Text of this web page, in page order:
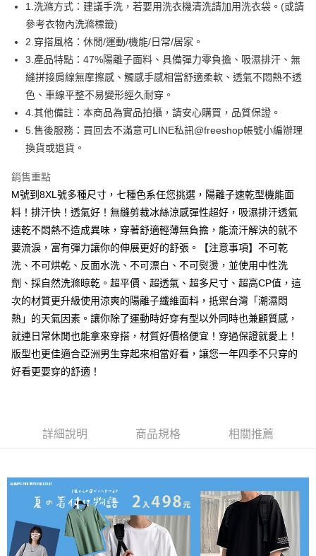
悠遊付
ATM付款
運送方式
每筆NT$80，滿NT$1,000(含以上)免運費
付款後全家取貨
7-11取貨付款
每筆NT$80，滿NT$1,000(含以上)免運費
每筆NT$80，滿NT$1,000(含以上)免運費
宅配
每筆NT$150，滿NT$3,000(含以上)免運費
外島郵寄
每筆NT$150
1.洗滌方式：建議手洗，若要用洗衣機清洗請加用洗衣袋。(或請
參考衣物內洗滌標籤)
2.穿搭風格：休閒/運動/機能/日常/居家。
3.產品特點：47%陽離子面料、具備彈力零負擔、吸濕排汗、無
縫拼接肩線無摩擦感、觸感手感相當舒適柔軟、透氣不悶熱不透
色、車線平整不易變形經久耐穿。
4.其他備註：本商品為實品拍攝，請安心購買，品質保證。
5.售後服務：買回去不滿意可LINE私訊@freeshop帳號小編辦理
換貨或退貨。
銷售重點
M號到8XL號多種尺寸，七種色系任您挑選，陽離子速乾型機能面
料！排汗快！透氣好！無縫剪裁冰絲涼感彈性超好，吸濕排汗透氣
速乾不悶熱不造成異味，穿著舒適輕薄無負擔，能流汗解決的就不
要流淚，富有彈力讓你的伸展更好的舒張。【注意事項】不可乾
洗、不可烘乾、反面水洗、不可漂白、不可熨燙，並使用中性洗
劑、採自然洗滌晾乾。超平價、超透氣、超多尺寸、超高CP值，這
次的材質更升級使用涼爽的陽離子纖維面料，抵禦台灣「潮濕悶
熱」的天氣因素。讓你除了運動時好穿有型以外同時也兼顧質感，
就連日常休閒也能拿來穿搭，材質好價格便宜！穿過保證就愛上！
版型也更佳適合亞洲男生穿起來相當好看，讓您一年四季不只穿的
好看更要穿的舒適！
詳細說明 商品規格 相關推薦